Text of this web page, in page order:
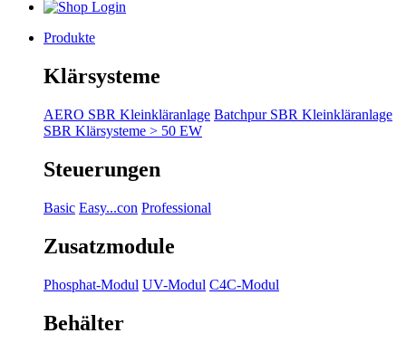
Produkte
Klärsysteme
AERO SBR Kleinkläranlage Batchpur SBR Kleinkläranlage
SBR Klärsysteme > 50 EW
Steuerungen
Basic Easy...con Professional
Zusatzmodule
Phosphat-Modul UV-Modul C4C-Modul
Behälter